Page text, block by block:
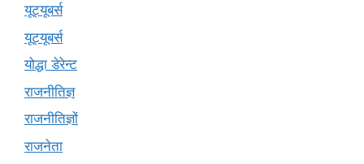
यूट्‍यूबर्स
यूट्यूबर्स
योद्धा डेरेन्ट
राजनीतिज्ञ
राजनीतिज्ञों
राजनेता